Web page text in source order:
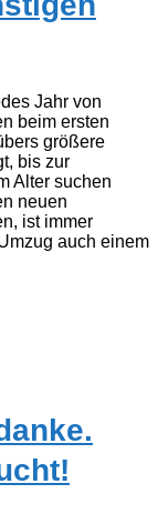
Jahr von
beim ersten
größere
bis zur
Alter suchen
neuen
ist immer
auch einem